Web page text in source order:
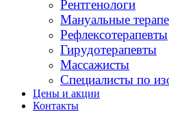
Рентгенологи
Мануальные
Рефлексотерапевты
Гирудотерапевты
Массажисты
Специалисты по
Цены и акции
Контакты